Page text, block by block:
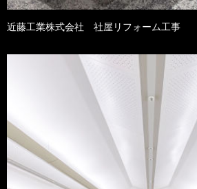
近藤工業株式会社 社屋リフォーム工事